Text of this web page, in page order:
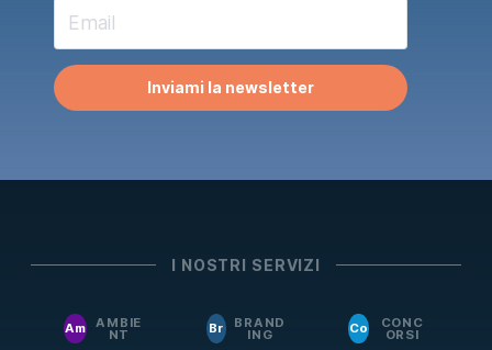
Inviami la newsletter
I NOSTRI SERVIZI
Am AMBIE
NT Br BRAND
ING Co CONC
ORSI